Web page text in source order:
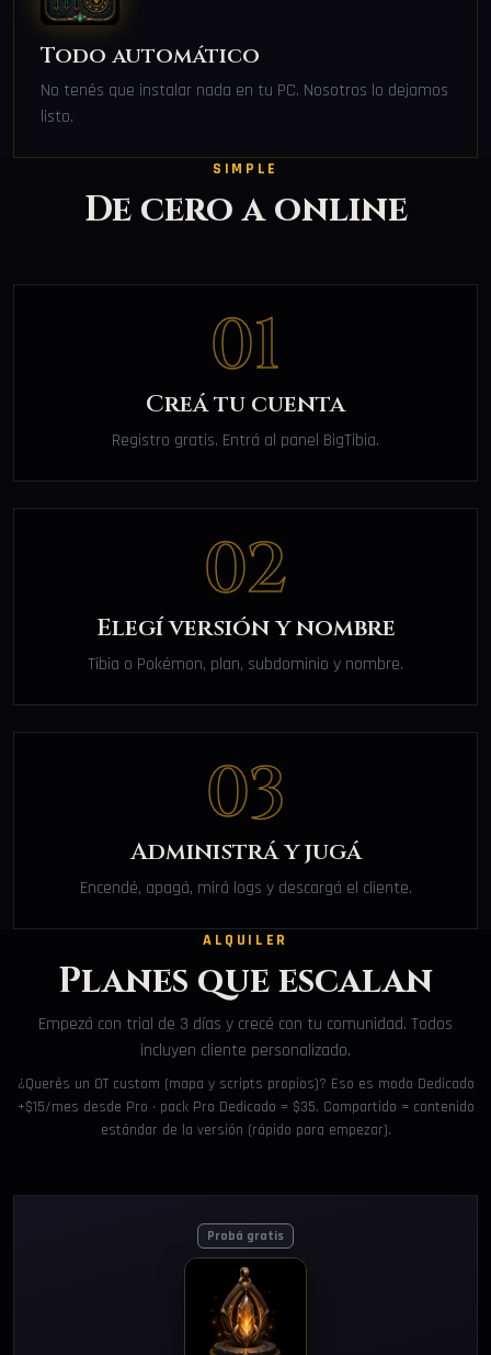
Todo automático
No tenés que instalar nada en tu PC. Nosotros lo dejamos
listo.
SIMPLE
De cero a online
01
Creá tu cuenta
Registro gratis. Entrá al panel BigTibia.
02
Elegí versión y nombre
Tibia o Pokémon, plan, subdominio y nombre.
03
Administrá y jugá
Encendé, apagá, mirá logs y descargá el cliente.
ALQUILER
Planes que escalan
Empezá con trial de 3 días y crecé con tu comunidad. Todos
incluyen cliente personalizado.
¿Querés un OT custom (mapa y scripts propios)? Eso es modo Dedicado
+$15/mes desde Pro · pack Pro Dedicado = $35. Compartido = contenido
estándar de la versión (rápido para empezar).
Probá gratis